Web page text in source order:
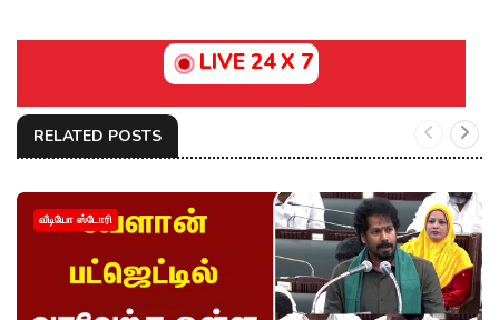
LIVE 24 X 7
RELATED POSTS
வீடியோ ஸ்டோரி